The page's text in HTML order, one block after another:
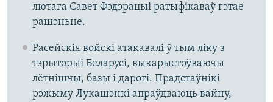
лютага Савет Фэдэрацыі ратыфікаваў гэтае
рашэньне.
Расейскія войскі атакавалі ў тым ліку з
тэрыторыі Беларусі, выкарыстоўваючы
лётнішчы, базы і дарогі. Прадстаўнікі
рэжыму Лукашэнкі апраўдваюць вайну,